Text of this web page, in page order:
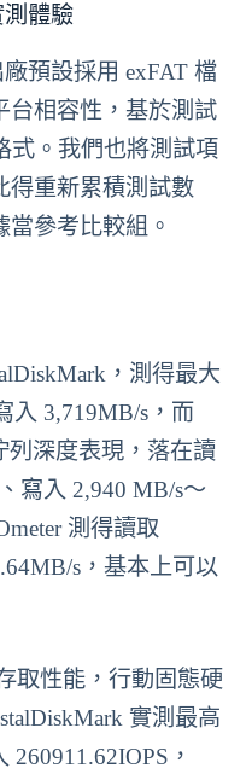
測體驗
預設採用 exFAT 檔
台相容性，基於測試
式。我們也將測試項
得重新累積測試數
參考比較組。
，測得最大
入 3,719MB/s，而
列深度表現，落在讀
寫入 2,940 MB/s～
測得讀取
s，基本上可以
取性能，行動固態硬
實測最高
260911.62IOPS，